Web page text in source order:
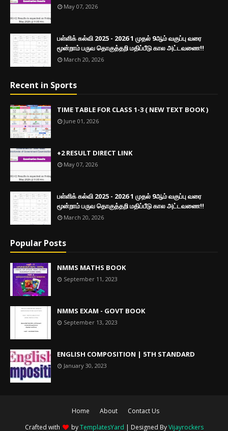
May 07, 2026
பள்ளிக் கல்வி 2025 - 2026 1 முதல் 9ஆம் வகுப்பு வரை
மூன்றாம் பருவ தொகுத்தறி மதிப்பீடு கால அட்டவணை!!
March 20, 2026
Recent in Sports
TIME TABLE FOR CLASS 1-3 ( NEW TEXT BOOK )
June 01, 2026
+2 RESULT DIRECT LINK
May 07, 2026
பள்ளிக் கல்வி 2025 - 2026 1 முதல் 9ஆம் வகுப்பு வரை
மூன்றாம் பருவ தொகுத்தறி மதிப்பீடு கால அட்டவணை!!
March 20, 2026
Popular Posts
NMMS MATHS BOOK
September 11, 2023
NMMS EXAM - GOVT BOOK
September 13, 2023
ENGLISH COMPOSITION | 5TH STANDARD
January 30, 2023
Home About
Contact Us
Crafted with
byTemplatesYard | Designed ByVijayrockers